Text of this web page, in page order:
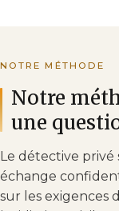
NOTRE MÉTHODE
Notre
une
Le détective privé
échange
sur les exigences